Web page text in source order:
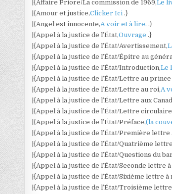
|{Affaire Priore/La commission de 1969,Le
|{Amour et justice,Clicker Ici.}
|{Angel est innocente,A voir et à lire..}
|{Appel à la justice de l’État,Ouvrage.}
|{Appel à la justice de l’État/Avertissement,
|{Appel à la justice de l’État/Épitre au
|{Appel à la justice de l’État/Introduction,Le
|{Appel à la justice de l’État/Lettre au prince
|{Appel à la justice de l’État/Lettre au roi,A
|{Appel à la justice de l’État/Lettre aux
|{Appel à la justice de l’État/Lettre
|{Appel à la justice de l’État/Préface,(la
|{Appel à la justice de l’État/Première lettre
|{Appel à la justice de l’État/Quatrième
|{Appel à la justice de l’État/Questions du
|{Appel à la justice de l’État/Seconde lettre
|{Appel à la justice de l’État/Sixième lettre
|{Appel à la justice de l’État/Troisième